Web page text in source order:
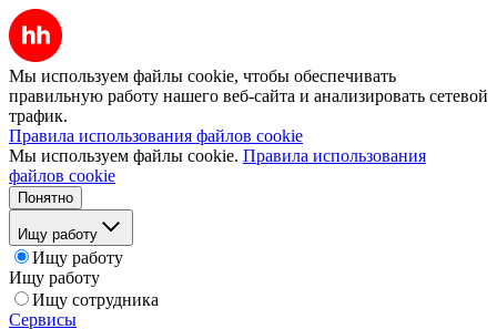
Мы используем файлы cookie, чтобы обеспечивать
правильную работу нашего веб-сайта и анализировать сетевой
трафик.
Правила использования файлов cookie
Мы используем файлы cookie. Правила использования
файлов cookie
Понятно
Ищу работу
Ищу работу
Ищу работу
Ищу сотрудника
Сервисы